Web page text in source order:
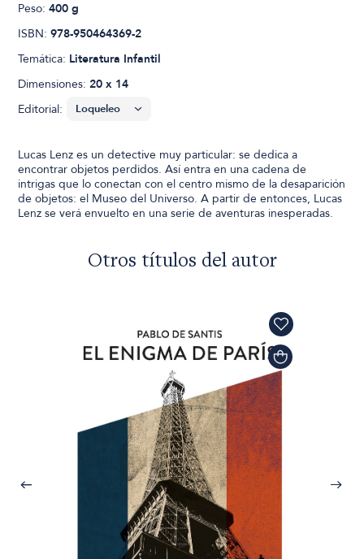
Peso:400 g
ISBN:978-950464369-2
Temática: Literatura Infantil
Dimensiones:20 x 14
Editorial:
Lucas Lenz es un detective muy particular: se dedica a
encontrar objetos perdidos. Así entra en una cadena de
intrigas que lo conectan con el centro mismo de la desaparición
de objetos: el Museo del Universo. A partir de entonces, Lucas
Lenz se verá envuelto en una serie de aventuras inesperadas.
Otros títulos del autor